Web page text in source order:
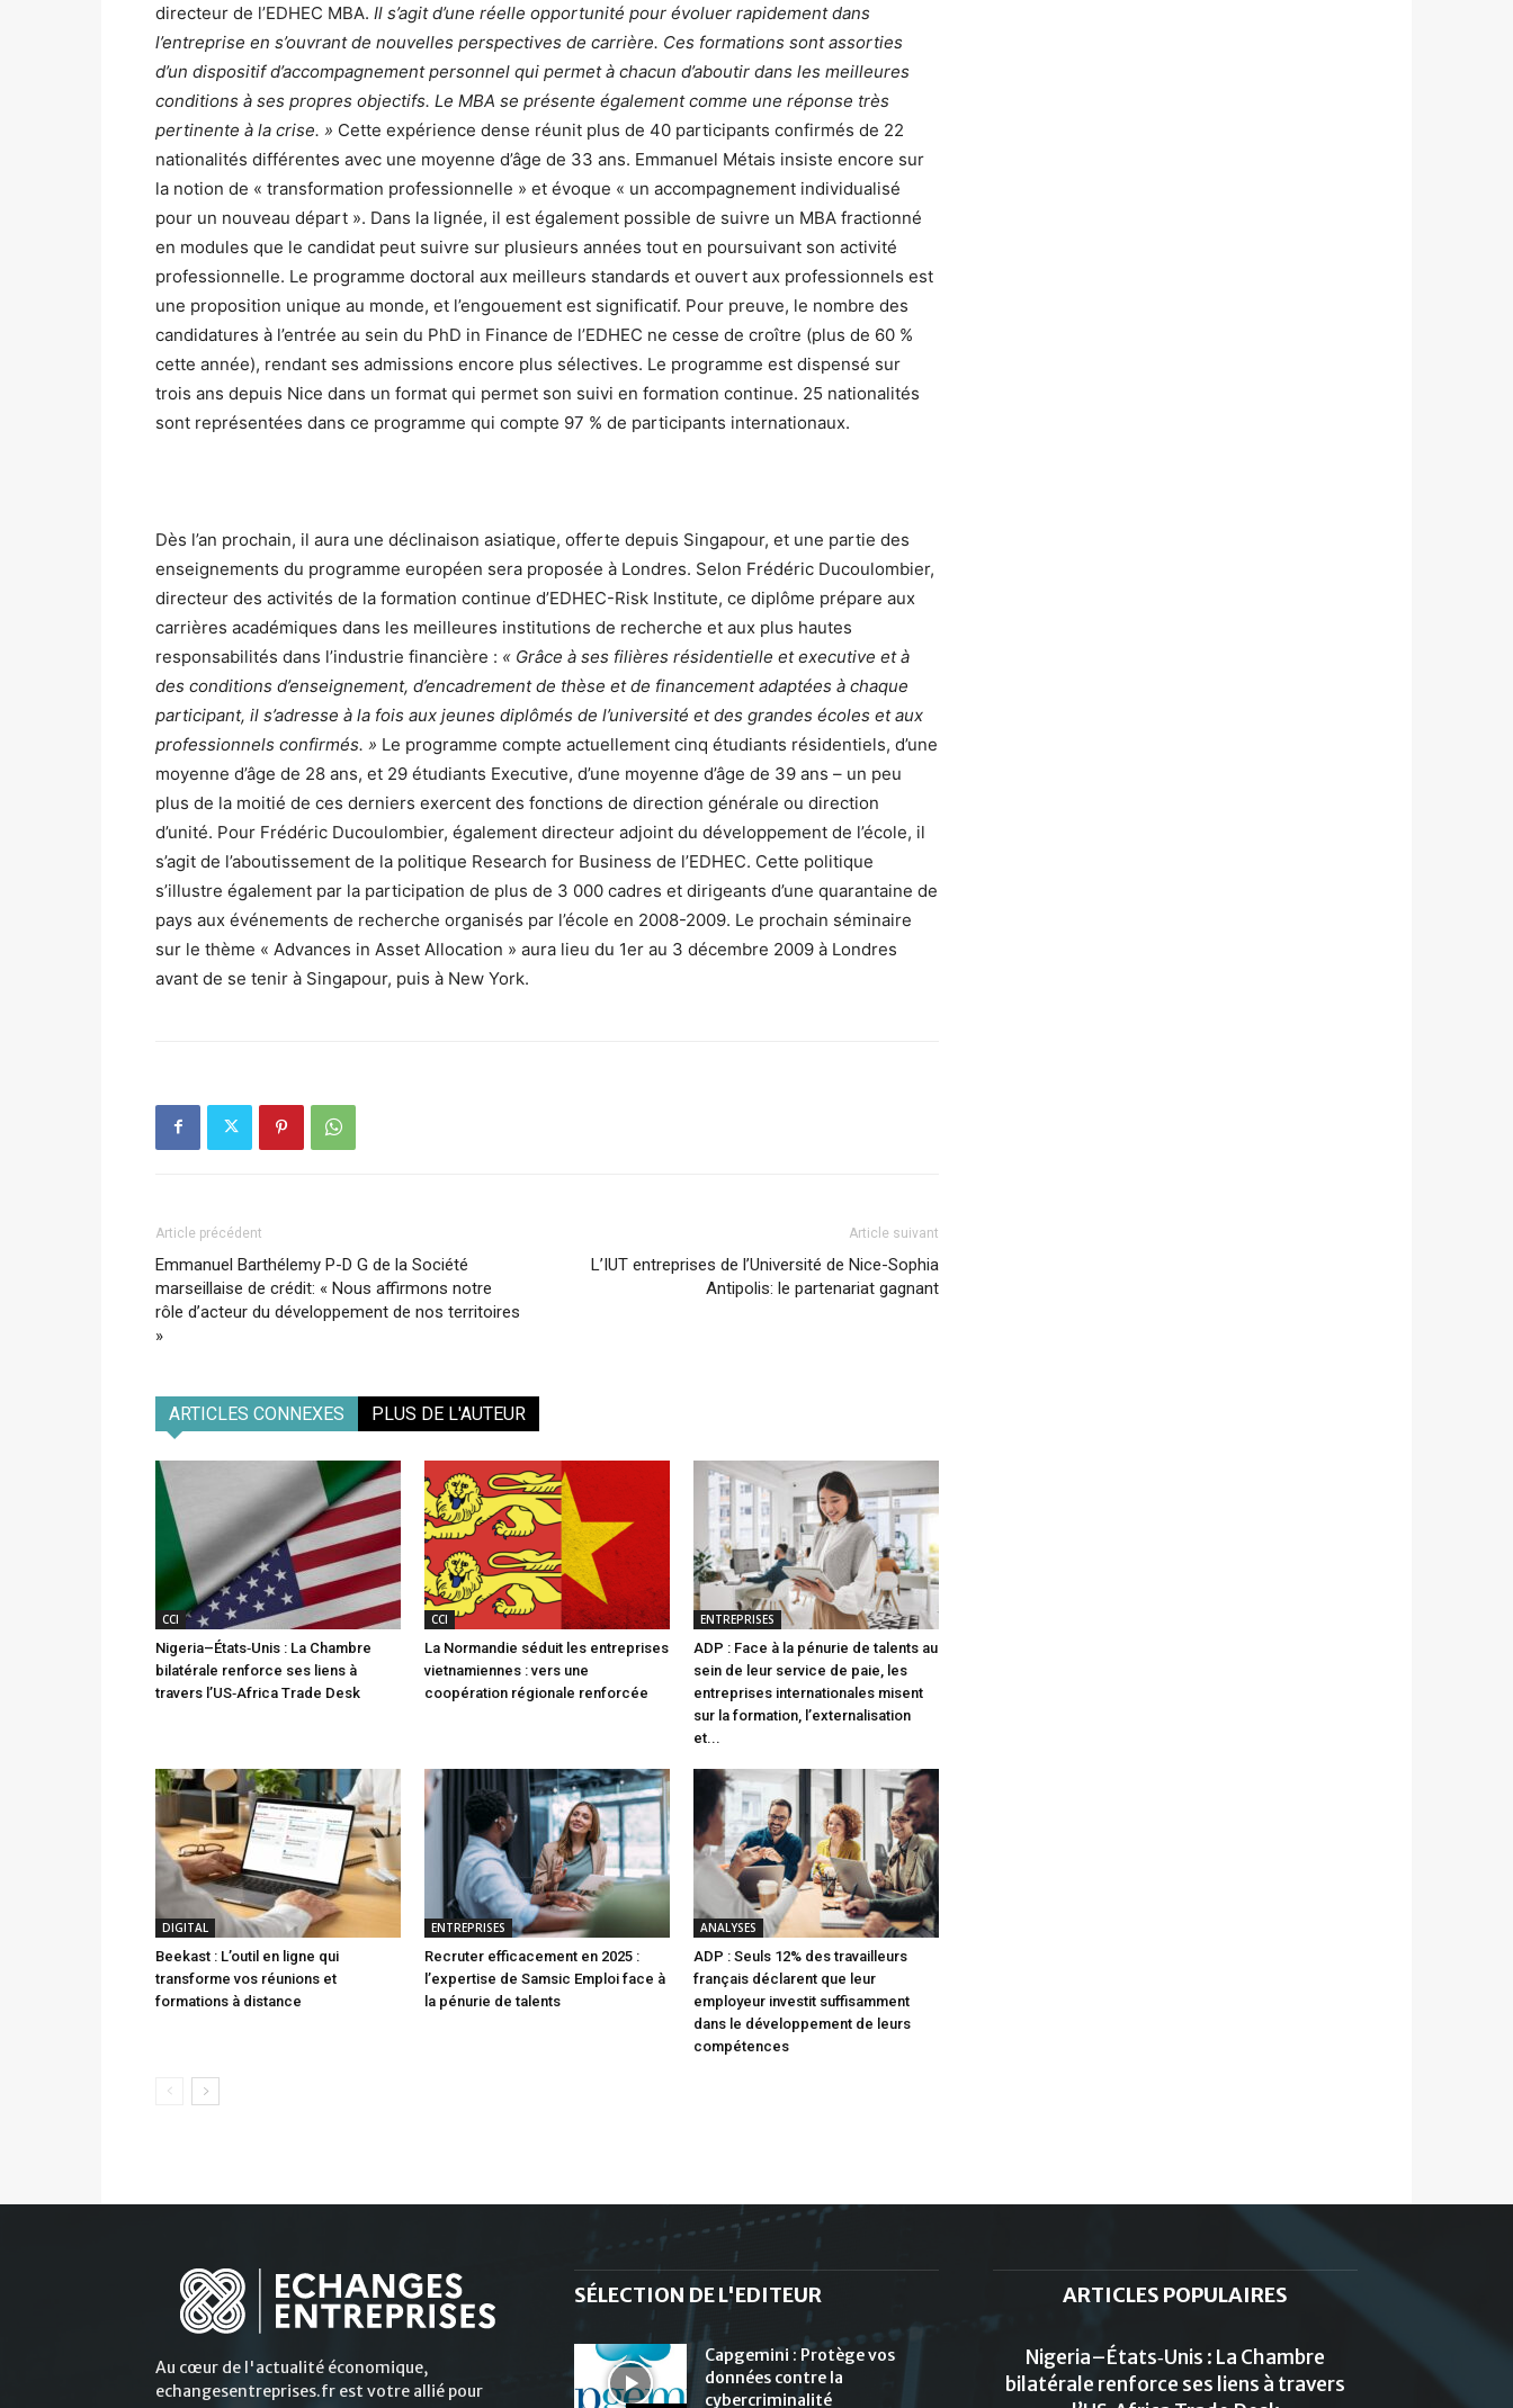
directeur de l’EDHEC MBA. Il s’agit d’une réelle opportunité pour évoluer rapidement dans
l’entreprise en s’ouvrant de nouvelles perspectives de carrière. Ces formations sont assorties
d’un dispositif d’accompagnement personnel qui permet à chacun d’aboutir dans les meilleures
conditions à ses propres objectifs. Le MBA se présente également comme une réponse très
pertinente à la crise. » Cette expérience dense réunit plus de 40 participants confirmés de 22
nationalités différentes avec une moyenne d’âge de 33 ans. Emmanuel Métais insiste encore sur
la notion de « transformation professionnelle » et évoque « un accompagnement individualisé
pour un nouveau départ ». Dans la lignée, il est également possible de suivre un MBA fractionné
en modules que le candidat peut suivre sur plusieurs années tout en poursuivant son activité
professionnelle. Le programme doctoral aux meilleurs standards et ouvert aux professionnels est
une proposition unique au monde, et l’engouement est significatif. Pour preuve, le nombre des
candidatures à l’entrée au sein du PhD in Finance de l’EDHEC ne cesse de croître (plus de 60 %
cette année), rendant ses admissions encore plus sélectives. Le programme est dispensé sur
trois ans depuis Nice dans un format qui permet son suivi en formation continue. 25 nationalités
sont représentées dans ce programme qui compte 97 % de participants internationaux.
Dès l’an prochain, il aura une déclinaison asiatique, offerte depuis Singapour, et une partie des
enseignements du programme européen sera proposée à Londres. Selon Frédéric Ducoulombier,
directeur des activités de la formation continue d’EDHEC-Risk Institute, ce diplôme prépare aux
carrières académiques dans les meilleures institutions de recherche et aux plus hautes
responsabilités dans l’industrie financière : « Grâce à ses filières résidentielle et executive et à
des conditions d’enseignement, d’encadrement de thèse et de financement adaptées à chaque
participant, il s’adresse à la fois aux jeunes diplômés de l’université et des grandes écoles et aux
professionnels confirmés. » Le programme compte actuellement cinq étudiants résidentiels, d’une
moyenne d’âge de 28 ans, et 29 étudiants Executive, d’une moyenne d’âge de 39 ans – un peu
plus de la moitié de ces derniers exercent des fonctions de direction générale ou direction
d’unité. Pour Frédéric Ducoulombier, également directeur adjoint du développement de l’école, il
s’agit de l’aboutissement de la politique Research for Business de l’EDHEC. Cette politique
s’illustre également par la participation de plus de 3 000 cadres et dirigeants d’une quarantaine de
pays aux événements de recherche organisés par l’école en 2008-2009. Le prochain séminaire
sur le thème « Advances in Asset Allocation » aura lieu du 1er au 3 décembre 2009 à Londres
avant de se tenir à Singapour, puis à New York.
Article précédent
Emmanuel Barthélemy P-D G de la Société
marseillaise de crédit: « Nous affirmons notre
rôle d’acteur du développement de nos territoires
»
Article suivant
L’IUT entreprises de l’Université de Nice-Sophia
Antipolis: le partenariat gagnant
ARTICLES CONNEXES PLUS DE L'AUTEUR
CCI
Nigeria–États‑Unis : La Chambre
bilatérale renforce ses liens à
travers l’US‑Africa Trade Desk
CCI
La Normandie séduit les entreprises
vietnamiennes : vers une
coopération régionale renforcée
ENTREPRISES
ADP : Face à la pénurie de talents au
sein de leur service de paie, les
entreprises internationales misent
sur la formation, l’externalisation
et...
DIGITAL
Beekast : L’outil en ligne qui
transforme vos réunions et
formations à distance
ENTREPRISES
Recruter efficacement en 2025 :
l’expertise de Samsic Emploi face à
la pénurie de talents
ANALYSES
ADP : Seuls 12% des travailleurs
français déclarent que leur
employeur investit suffisamment
dans le développement de leurs
compétences
Au cœur de l'actualité économique,
echangesentreprises.fr est votre allié pour
SÉLECTION DE L'EDITEUR
Capgemini : Protège vos
données contre la
cybercriminalité
ARTICLES POPULAIRES
Nigeria–États‑Unis : La Chambre
bilatérale renforce ses liens à travers